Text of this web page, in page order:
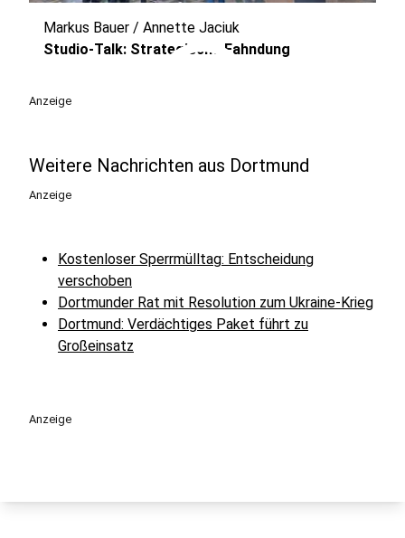
play_circle
Markus Bauer / Annette Jaciuk
Studio-Talk: Strategische Fahndung
Anzeige
Weitere Nachrichten aus Dortmund
Anzeige
Kostenloser Sperrmülltag: Entscheidung
verschoben
Dortmunder Rat mit Resolution zum Ukraine-Krieg
Dortmund: Verdächtiges Paket führt zu
Großeinsatz
Anzeige